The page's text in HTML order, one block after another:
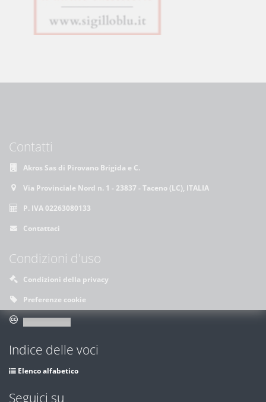
Contatti
Akros Sas di Pirovano Brigida e C.
Via Provinciale Nord n. 1 - 23837 - Taceno (LC), ITALIA
P. IVA 02263080133
Contattaci
Condizioni d'uso
Condizioni della privacy
Preferenze cookie
Indice delle voci
Elenco alfabetico
Seguici su